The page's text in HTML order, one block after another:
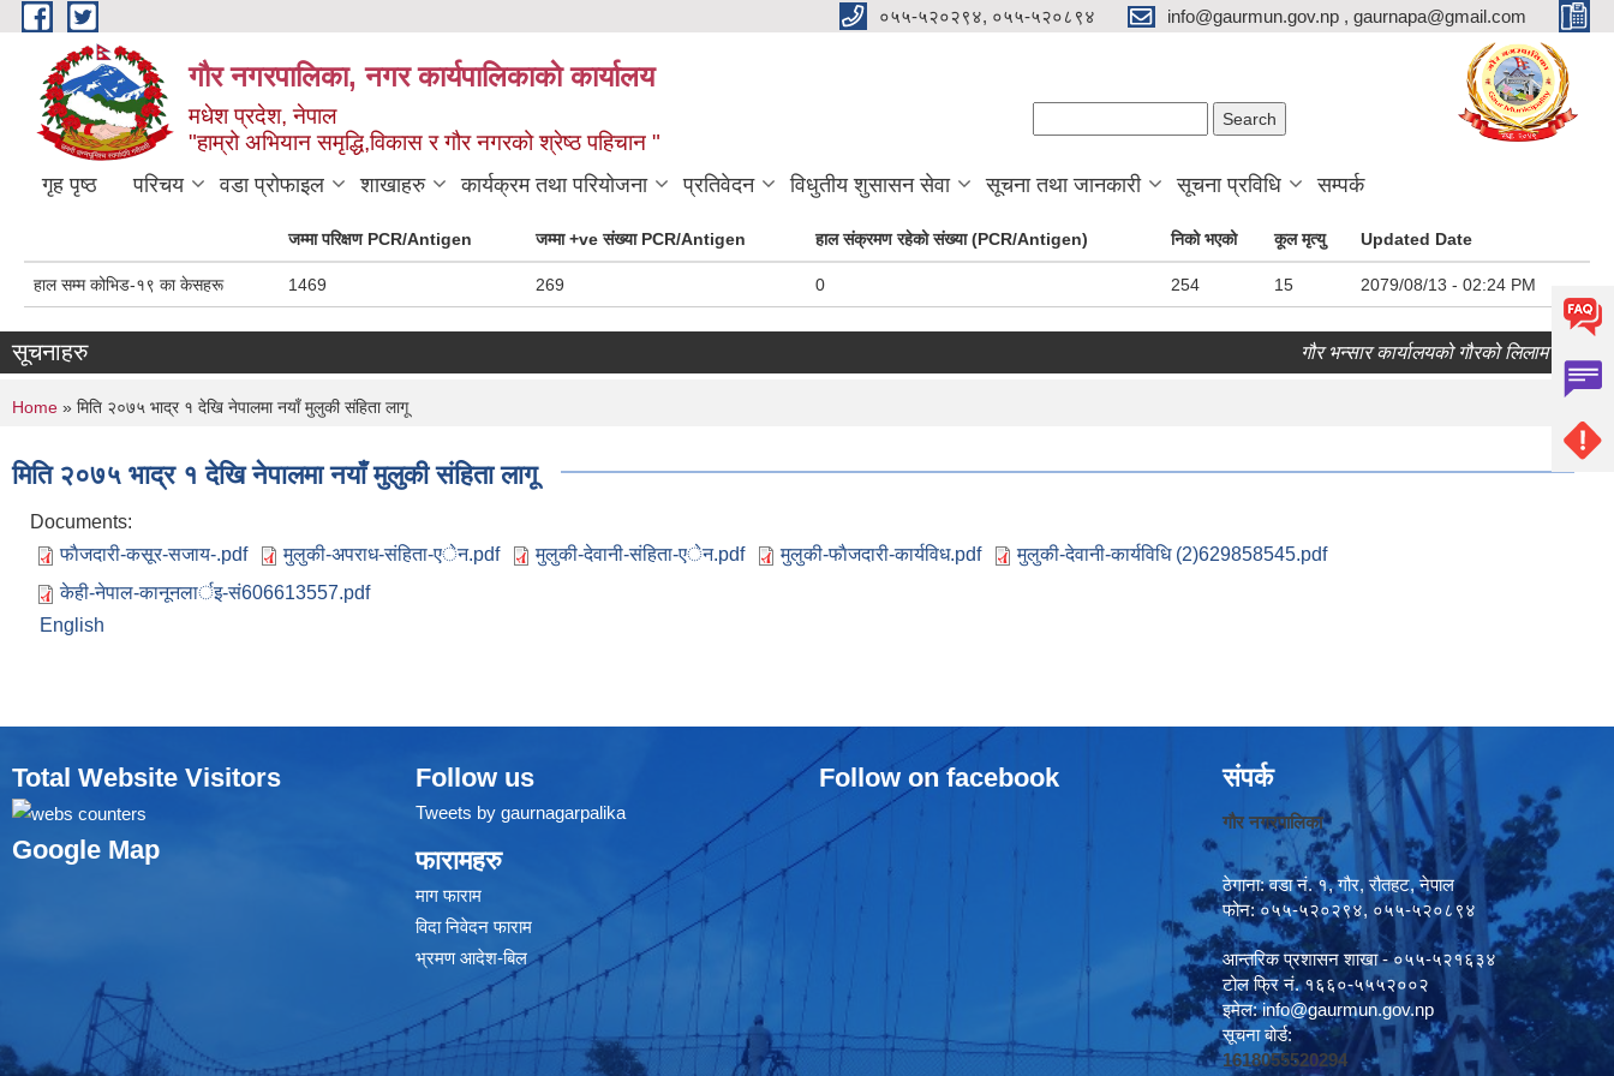
Skip to main content ०५५-५२०२९४, ०५५-५२०८९४ info@gaurmun.gov.np , gaurnapa@gmail.com
गौर नगरपालिका, नगर कार्यपालिकाकाे कार्यालय
मधेश प्रदेश, नेपाल
"हाम्रो अभियान समृद्धि,विकास र गौर नगरको श्रेष्ठ पहिचान "
गृह पृष्ठ परिचय वडा प्रोफाइल शाखाहरु कार्यक्रम तथा परियोजना प्रतिवेदन विधुतीय शुसासन सेवा सूचना तथा जानकारी सूचना प्रविधि सम्पर्क
जम्मा परिक्षण PCR/Antigen जम्मा +ve संख्या PCR/Antigen हाल संक्रमण रहेको संख्या (PCR/Antigen) निको भएको कूल मृत्यु Updated Date
हाल सम्म कोभिड-१९ का केसहरू 1469 269 0 254 15 2079/08/13 - 02:24 PM
सूचनाहरु गौर भन्सार कार्यालयको गौरको लिलाम बिक्री
You are here
Home » मिति २०७५ भाद्र १ देखि नेपालमा नयाँ मुलुकी संहिता लागू
मिति २०७५ भाद्र १ देखि नेपालमा नयाँ मुलुकी संहिता लागू
Documents:
फाैजदारी-कसूर-सजाय-.pdf
मुलुकी-अपराध-संहिता-एेन.pdf मुलुकी-देवानी-संहिता-एेन.pdf मुलुकी-फाैजदारी-कार्यविध.pdf
मुलुकी-देवानी-कार्यविधि (2)629858545.pdf
केही-नेपाल-कानूनलार्इ-सं606613557.pdf
English
Total Website Visitors
Google Map
Follow us
Tweets by gaurnagarpalika
फारामहरु
माग फाराम
विदा निवेदन फाराम
भ्रमण आदेश-बिल
Follow on facebook संपर्क
गौर नगरपालिका
ठेगाना: वडा नं. १, गौर, रौतहट, नेपाल
फोन: ०५५-५२०२९४, ०५५-५२०८९४
आन्तरिक प्रशासन शाखा - ०५५-५२१६३४
टोल फ्रि नं. १६६०-५५५२००२
इमेल:info@gaurmun.gov.np
सूचना बोर्ड:
1618055520294